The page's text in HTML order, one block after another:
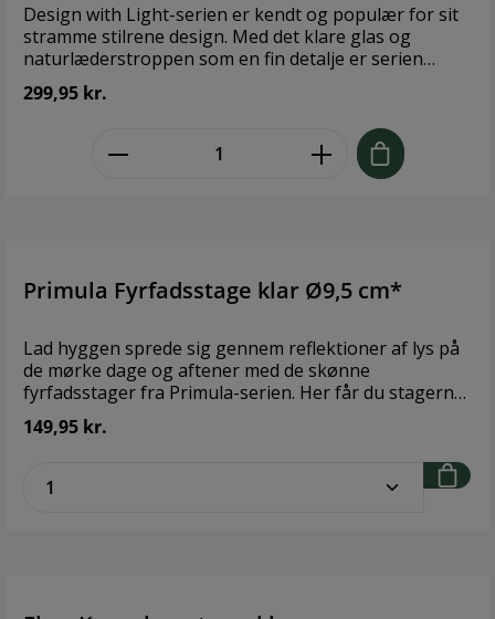
Design with Light-serien er kendt og populær for sit
stramme stilrene design. Med det klare glas og
naturlæderstroppen som en fin detalje er serien
blevet indbegrebet af den skandinaviske
designtradition. Bloklysestagen her passer naturligvis
til markedets standardbloklys med en diameter på 5
cm. For at sætte prikken over i’et i fejringen af lyset
som fænomen, har Maria Berntsen skabt et stilfuldt
perfekt til stagen. Begge julelys fås her i shoppen.
Design: Holmegaard Størrelse: Ø17 cm Materiale: Glas
299,95 kr.
Primula Fyrfadsstage klar Ø9,5 cm*
Lad hyggen sprede sig gennem reflektioner af lys på
de mørke dage og aftener med de skønne
fyrfadsstager fra Primula-serien. Her får du stagerne
i klar i en diamter på 9,5 cm. Design: Holmegaard
Størrelse: 6x9,5 cm Materiale: Mundblæst glas
149,95 kr.